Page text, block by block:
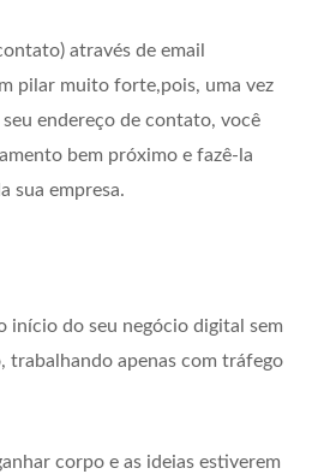
através de email
pilar muito forte,pois, uma vez
endereço de contato, você
bem próximo e fazê-la
sua empresa.
início do seu negócio digital sem
trabalhando apenas com tráfego
corpo e as ideias estiverem